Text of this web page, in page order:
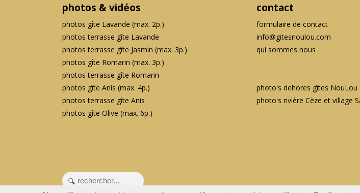
photos & vidéos
photos gîte Lavande (max. 2p.)
photos terrasse gîte Lavande
photos terrasse gîte Jasmin (max. 3p.)
photos gîte Romarin (max. 3p.)
photos terrasse gîte Romarin
photos gîte Anis (max. 4p.)
photos terrasse gîte Anis
photos gîte Olive (max. 6p.)
contact
formulaire de contact
info@gitesnoulou.com
qui sommes nous
photo's dehores gîtes NouLou
photo's rivière Cèze et village